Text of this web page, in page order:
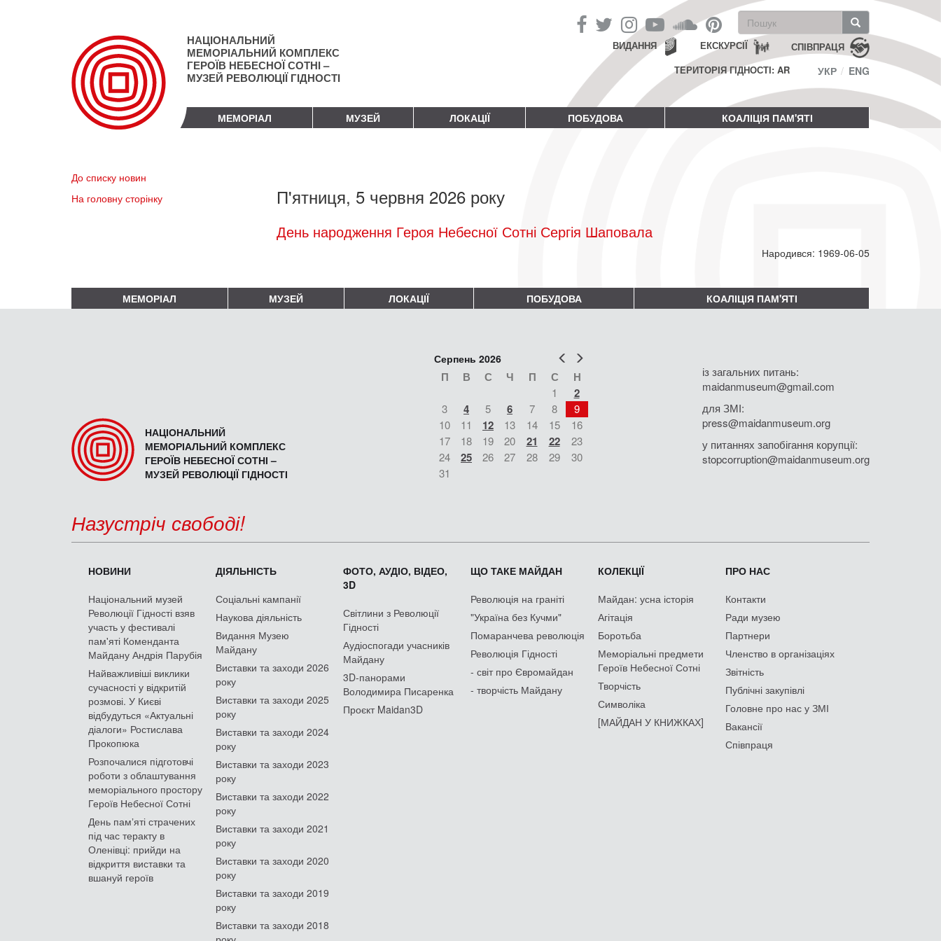
НАЦІОНАЛЬНИЙ
МЕМОРІАЛЬНИЙ КОМПЛЕКС
ГЕРОЇВ НЕБЕСНОЇ СОТНІ –
МУЗЕЙ РЕВОЛЮЦІЇ ГІДНОСТІ
Пошукова
форма
Пошук СПІВПРАЦЯ
ЕКСКУРСІЇ
ВИДАННЯ
ТЕРИТОРІЯ ГІДНОСТІ: AR
УКР ENG
МЕМОРІАЛ МУЗЕЙ ЛОКАЦІЇ ПОБУДОВА КОАЛІЦІЯ ПАМ'ЯТІ
До списку новин
На головну сторінку
П'ятниця, 5 червня 2026 року
День народження Героя Небесної Сотні Сергія Шаповала
Народився: 1969-06-05
МЕМОРІАЛ МУЗЕЙ ЛОКАЦІЇ ПОБУДОВА КОАЛІЦІЯ ПАМ'ЯТІ
НАЦІОНАЛЬНИЙ
МЕМОРІАЛЬНИЙ КОМПЛЕКС
ГЕРОЇВ НЕБЕСНОЇ СОТНІ –
МУЗЕЙ РЕВОЛЮЦІЇ ГІДНОСТІ
Попер
Серпень 2026
П В С Ч П С Н
1 2
3 4 5 6 7 8
9
10
11 12 13 14 15
16
17
18 19 20 21 22
23
24
25 26 27 28 29
30
31
із загальних питань:
maidanmuseum@gmail.com
для ЗМІ:
press@maidanmuseum.org
у питаннях запобігання корупції:
stopcorruption@maidanmuseum.org
Назустріч свободі!
НОВИНИ
Національний музей
Революції Гідності взяв
участь у фестивалі
пам'яті Коменданта
Майдану Андрія Парубія
Найважливіші виклики
сучасності у відкритій
розмові. У Києві
відбудуться «Актуальні
діалоги» Ростислава
Прокопюка
Розпочалися підготовчі
роботи з облаштування
меморіального простору
Героїв Небесної Сотні
День памʼяті страчених
під час теракту в
Оленівці: прийди на
відкриття виставки та
вшануй героїв
ДІЯЛЬНІСТЬ
Соціальні кампанії
Наукова діяльність
Видання Музею
Майдану
Виставки та заходи 2026
року
Виставки та заходи 2025
року
Виставки та заходи 2024
року
Виставки та заходи 2023
року
Виставки та заходи 2022
року
Виставки та заходи 2021
року
Виставки та заходи 2020
року
Виставки та заходи 2019
року
Виставки та заходи 2018
ФОТО, АУДІО, ВІДЕО,
3D
Світлини з Революції
Гідності
Аудіоспогади учасників
Майдану
3D-панорами
Володимира Писаренка
Проєкт Maidan3D
ЩО ТАКЕ МАЙДАН
Революція на граніті
"Україна без Кучми"
Помаранчева революція
Революція Гідності
- світ про Євромайдан
- творчість Майдану
КОЛЕКЦІЇ
Майдан: усна історія
Агітація
Боротьба
Меморіальні предмети
Героїв Небесної Сотні
Творчість
Символіка
[МАЙДАН У КНИЖКАХ]
ПРО НАС
Контакти
Ради музею
Партнери
Членство в організаціях
Звітність
Публічні закупівлі
Головне про нас у ЗМІ
Вакансії
Співпраця